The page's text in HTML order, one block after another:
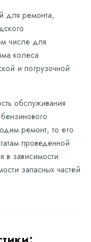
для ремонта,
числе для
колеса
и погрузочной
обслуживания
ремонт, то его
проведенной
в зависимости
запасных частей